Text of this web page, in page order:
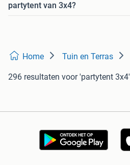
partytent van 3x4?
Home Tuin en Terras
296 resultaten voor 'partytent 3x4'